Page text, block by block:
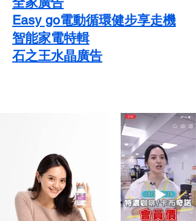
Easy go電動循環健步享走機
智能家電特輯
石之王水晶廣告